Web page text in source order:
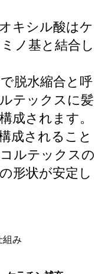
キシル酸はケ
ノ基と結合し
脱水縮合と呼
テックスに髪
成されます。
成されること
ルテックスの
形状が安定し